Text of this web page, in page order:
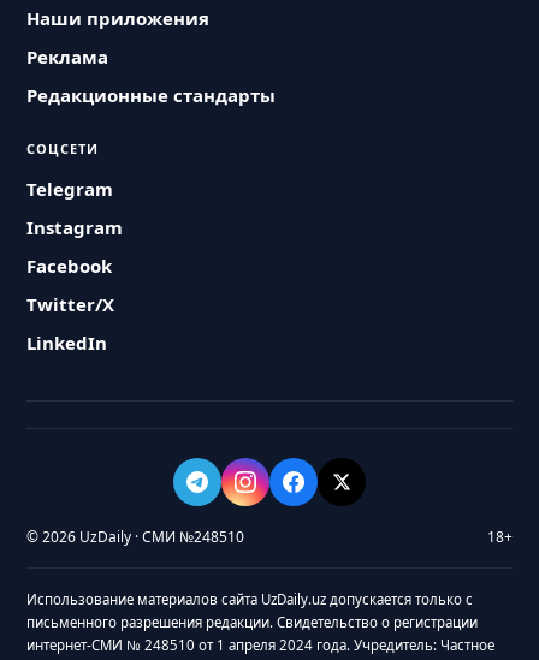
Наши приложения
Реклама
Редакционные стандарты
СОЦСЕТИ
Telegram
Instagram
Facebook
Twitter/X
LinkedIn
© 2026 UzDaily · СМИ №248510 18+
Использование материалов сайта UzDaily.uz допускается только с
письменного разрешения редакции. Свидетельство о регистрации
интернет-СМИ № 248510 от 1 апреля 2024 года. Учредитель: Частное